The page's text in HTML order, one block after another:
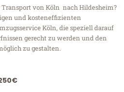
von Köln nach Hildesheim?
und kosteneffizienten
Köln, die speziell darauf
gerecht zu werden und den
zu gestalten.